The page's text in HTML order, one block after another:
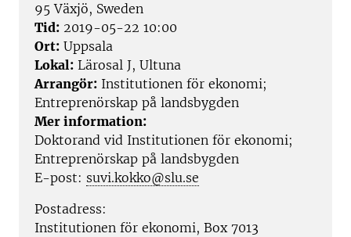
95 Växjö, Sweden
Tid: 2019-05-22 10:00
Ort: Uppsala
Lokal: Lärosal J, Ultuna
Arrangör: Institutionen för ekonomi;
Entreprenörskap på landsbygden
Mer information:
Doktorand vid Institutionen för ekonomi;
Entreprenörskap på landsbygden
E-post: suvi.kokko@slu.se
Postadress:
Institutionen för ekonomi, Box 7013